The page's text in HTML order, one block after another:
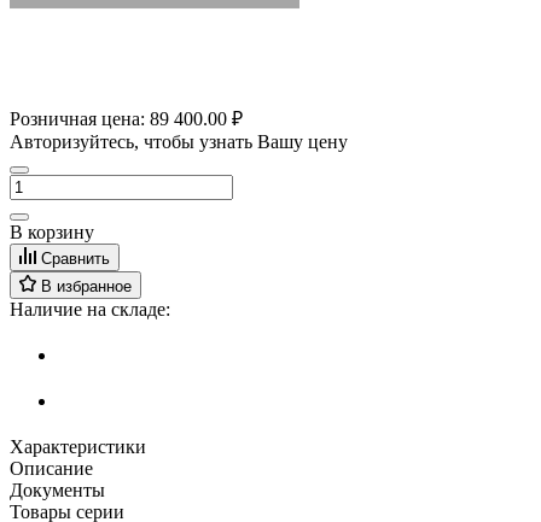
Розничная цена: 89 400.00 ₽
Авторизуйтесь, чтобы узнать Вашу цену
В корзину
Сравнить
В избранное
Наличие на складе:
Характеристики
Описание
Документы
Товары серии